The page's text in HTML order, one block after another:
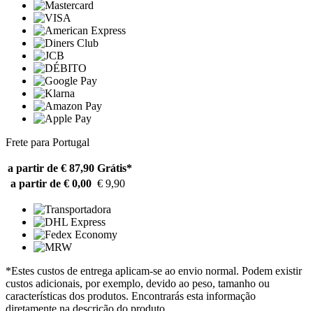
Frete para Portugal
a partir de € 87,90 Grátis*
a partir de € 0,00 € 9,90
*Estes custos de entrega aplicam-se ao envio normal. Podem existir
custos adicionais, por exemplo, devido ao peso, tamanho ou
características dos produtos. Encontrarás esta informação
diretamente na descrição do produto.